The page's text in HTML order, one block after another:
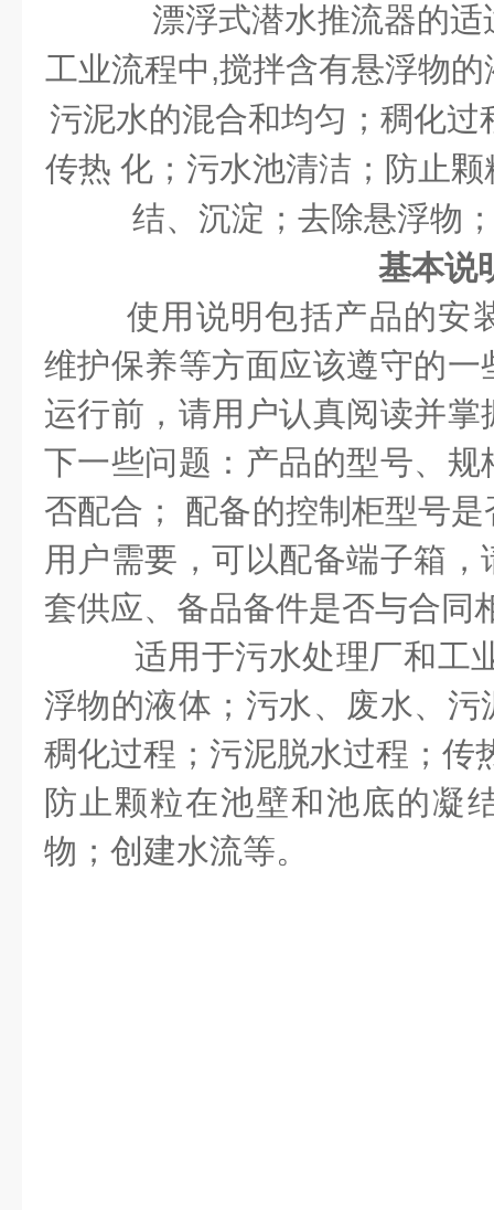
漂浮式潜水推流器的适
工业流程中,搅拌含有悬浮物
污泥水的混合和均匀；稠化过
传热 化；污水池清洁；防止
结、沉淀；去除悬浮物
基本说
使用说明包括产品的安
维护保养等方面应该遵守的
运行前，请用户认真阅读并
下一些问题：产品的型号、
否配合； 配备的控制柜型号
用户需要，可以配备端子箱
套供应、备品备件是否与合同
适用于污水处理厂和工
浮物的液体；污水、废水、
稠化过程；污泥脱水过程；传
防止颗粒在池壁和池底的凝
物；创建水流等。